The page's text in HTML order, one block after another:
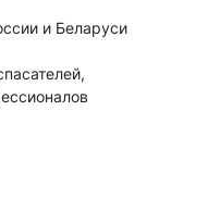
и Беларуси